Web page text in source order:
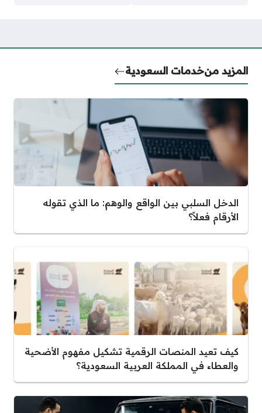
المزيد منخدمات السعودية
الدخل السلبي بين الواقع والوهم: ما الذي تقوله
الأرقام فعلاً؟
كيف تعيد المنصات الرقمية تشكيل مفهوم الأضحية
والعطاء في المملكة العربية السعودية؟